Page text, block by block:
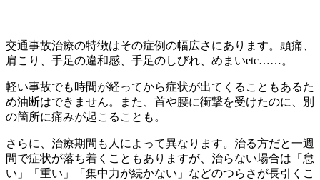
交通事故治療の特徴はその症例の幅広さにあります。頭痛、
肩こり、手足の違和感、手足のしびれ、めまいetc……。
軽い事故でも時間が経ってから症状が出てくることもあるた
め油断はできません。また、首や腰に衝撃を受けたのに、別
の箇所に痛みが起こることも。
さらに、治療期間も人によって異なります。治る方だと一週
間で症状が落ち着くこともありますが、治らない場合は「怠
い」「重い」「集中力が続かない」などのつらさが長引くこ